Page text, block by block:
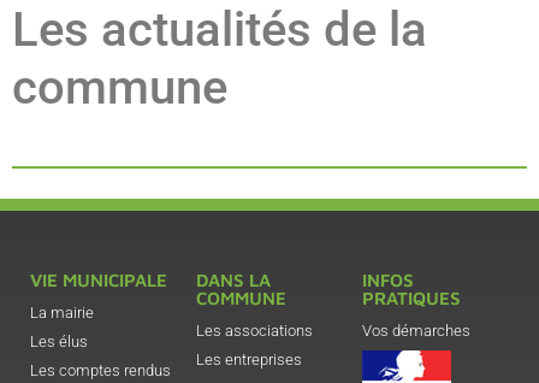
Les actualités de la
commune
VIE MUNICIPALE
La mairie
Les élus
Les comptes rendus
DANS LA
COMMUNE
Les associations
Les entreprises
INFOS
PRATIQUES
Vos démarches